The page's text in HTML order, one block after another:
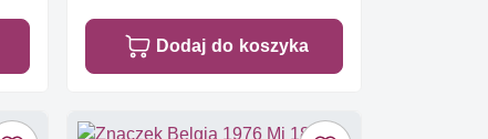
Dodaj do koszyka